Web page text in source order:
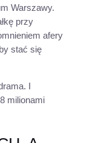
Warszawy.
przy
afery
stać się
I
milionami